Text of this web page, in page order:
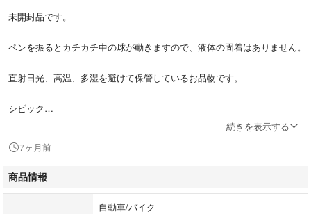
未開封品です。
ペンを振るとカチカチ中の球が動きますので、液体の固着はありません。
直射日光、高温、多湿を避けて保管しているお品物です。
シビック
オデッセイ
インテグラ
ドマーニ
続きを表示する
7ヶ月前
商品情報
自動車/バイク